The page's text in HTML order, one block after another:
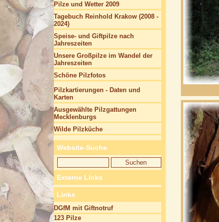
Pilze und Wetter 2009
Tagebuch Reinhold Krakow (2008 -
2024)
Speise- und Giftpilze nach
Jahreszeiten
Unsere Großpilze im Wandel der
Jahreszeiten
Schöne Pilzfotos
Pilzkartierungen - Daten und
Karten
Ausgewählte Pilzgattungen
Mecklenburgs
Wilde Pilzküche
Website-Suche
Externe Links
Links
DGfM mit Giftnotruf
123 Pilze